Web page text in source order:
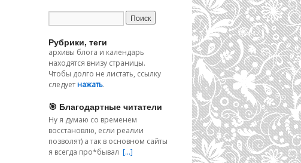
Рубрики, теги
архивы блога и календарь
находятся внизу страницы.
Чтобы долго не листать, ссылку
следуетнажать.
🎯 Благодартные читатели
Ну я думаю со временем
восстановлю, если реалии
позволят) а так в основном сайты
я всегда про*бывал […]